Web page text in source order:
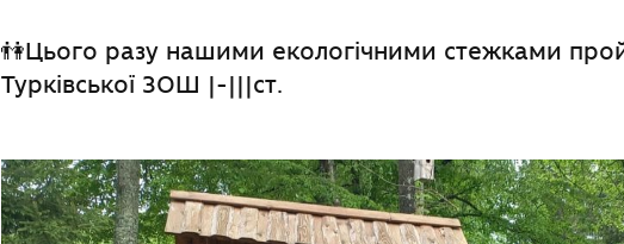
👫Цього разу нашими екологічними стежками
Турківської ЗОШ |-|||ст.